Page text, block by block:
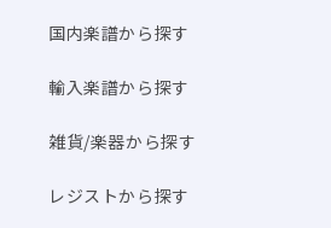
国内楽譜から探す
輸入楽譜から探す
雑貨/楽器から探す
レジストから探す